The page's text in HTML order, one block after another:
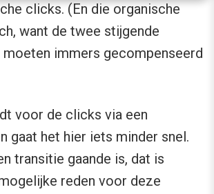
clicks. (En die organische
want de twee stijgende
immers gecompenseerd
voor de clicks via een
gaat het hier iets minder snel.
transitie gaande is, dat is
reden voor deze